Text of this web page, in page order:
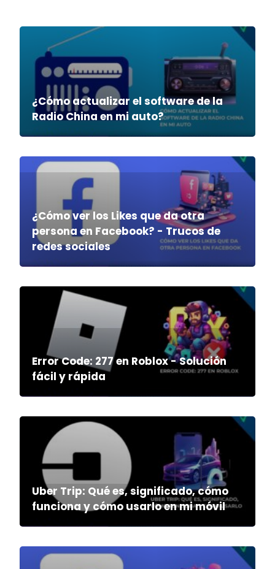
¿Cómo actualizar el software de la
Radio China en mi auto?
¿Cómo ver los Likes que da otra
persona en Facebook? - Trucos de
redes sociales
Error Code: 277 en Roblox - Solución
fácil y rápida
Uber Trip: Qué es, significado, cómo
funciona y cómo usarlo en mi móvil